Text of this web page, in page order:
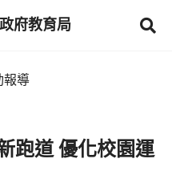
府教育局
報導
跑道 優化校園運